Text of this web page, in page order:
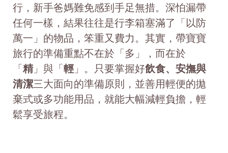
行，新手爸媽難免感到手足無措。深怕漏帶
任何一樣，結果往往是行李箱塞滿了「以防
萬一」的物品，笨重又費力。其實，帶寶寶
旅行的準備重點不在於「多」，而在於
「精」與「輕 」。只要掌握好飲食、安撫與
清潔三大面向的準備原則，並善用輕便的拋
棄式或多功能用品，就能大幅減輕負擔，輕
鬆享受旅程。